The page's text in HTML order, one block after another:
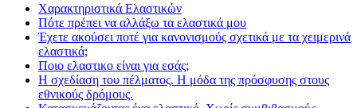
Χαρακτηριστικά Ελαστικών
Πότε πρέπει να αλλάξω τα ελαστικά μου
Έχετε ακούσει ποτέ για κανονισμούς σχετικά με τα χειμερινά
ελαστικά;
Ποιο ελαστικο είναι για εσάς;
Η σχεδίαση του πέλματος. Η μόδα της πρόσφυσης στους
εθνικούς δρόμους.